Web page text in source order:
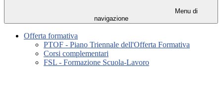
Menu di
navigazione
Offerta formativa
PTOF - Piano Triennale dell'Offerta Formativa
Corsi complementari
FSL - Formazione Scuola-Lavoro